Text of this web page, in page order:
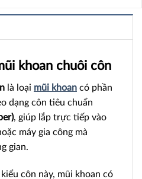
khoan chuôi côn
là loại mũi khoan có phần
dạng côn tiêu chuẩn
, giúp lắp trực tiếp vào
máy gia công mà
gian.
côn này, mũi khoan có